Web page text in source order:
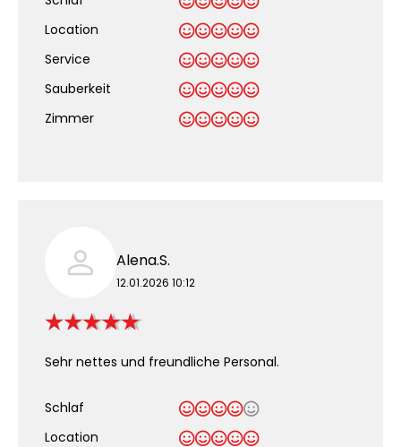
Location
Service
Sauberkeit
Zimmer
Alena.S.
12.01.2026 10:12
Sehr nettes und freundliche Personal.
Schlaf
Location